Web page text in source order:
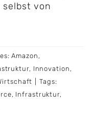
von
Amazon ,
, Innovation ,
Tags:
, Infrastruktur,